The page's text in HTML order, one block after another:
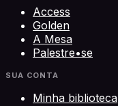
Access
Golden
A Mesa
Palestre•se
SUA CONTA
Minha biblioteca